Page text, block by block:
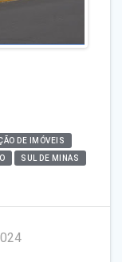
DE IMÓVEIS
SUL DE MINAS